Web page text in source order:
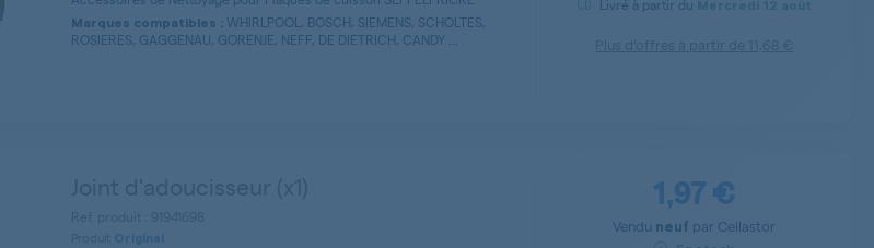
Marques compatibles : WHIRLPOOL, BOSCH, SIEMENS, SCHOLTES,
ROSIERES, GAGGENAU, GORENJE, NEFF, DE DIETRICH, CANDY ...
Livré à partir du Mercredi 12 août
Original
1,97 €
Vendu neuf par Cellastor